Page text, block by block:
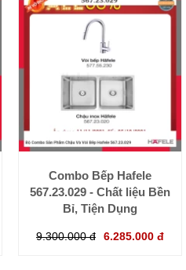
Combo Bếp Hafele
567.23.029 - Chất liệu Bền
Bỉ, Tiện Dụng
9.300.000 đ 6.285.000 đ